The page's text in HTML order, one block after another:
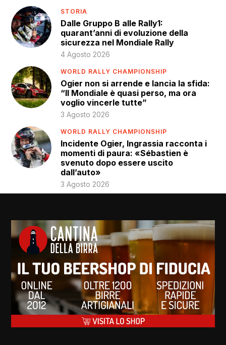
STORIA
Dalle Gruppo B alle Rally1:
quarant’anni di evoluzione della
sicurezza nel Mondiale Rally
4 Agosto 2026
WORLD RALLY CHAMPIONSHIP
Ogier non si arrende e lancia la sfida:
“Il Mondiale è quasi perso, ma ora
voglio vincerle tutte”
3 Agosto 2026
WORLD RALLY CHAMPIONSHIP
Incidente Ogier, Ingrassia racconta i
momenti di paura: «Sébastien è
svenuto dopo essere uscito
dall’auto»
3 Agosto 2026